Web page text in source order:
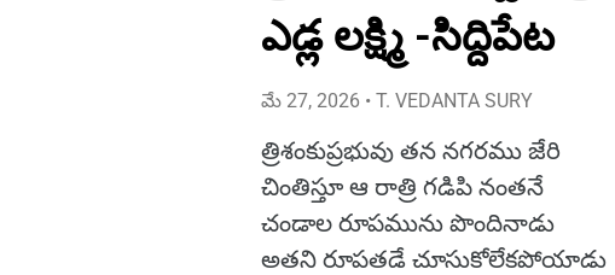
ఎడ్ల లక్ష్మి -సిద్దిపేట
మే 27, 2026 • T. VEDANTA SURY
త్రిశంకుప్రభువు తన నగరము జేరి
చింతిస్తూ ఆ రాత్రి గడిపి నంతనే
చండాల రూపమును పొందినాడు
అతని రూపతడే చూసుకోలేకపోయాడు